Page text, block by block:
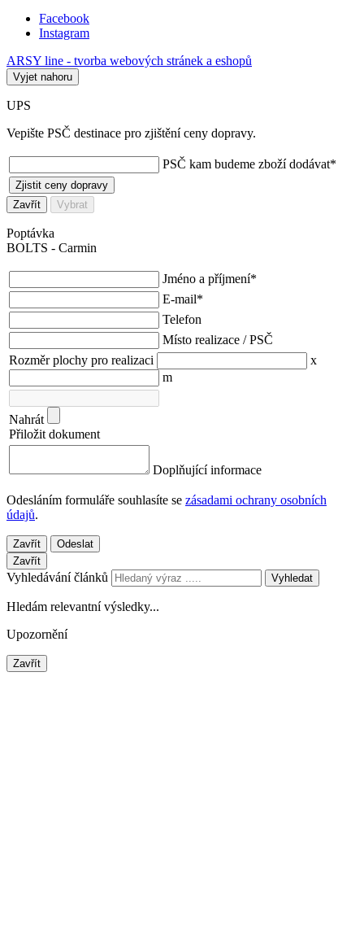
Facebook
Instagram
ARSY line - tvorba webových stránek a eshopů
Vyjet nahoru
UPS
Vepište PSČ destinace pro zjištění ceny dopravy.
PSČ kam budeme zboží dodávat*
Zjistit ceny dopravy
Zavřít
Vybrat
Poptávka
BOLTS - Carmin
Jméno a příjmení*
E-mail*
Telefon
Místo realizace / PSČ
Rozměr plochy pro realizaci
x
m
Nahrát
Přiložit dokument
Doplňující informace
Odesláním formuláře souhlasíte se zásadami ochrany osobních
údajů.
Zavřít
Odeslat
Zavřít
Vyhledávání článků Vyhledat
Hledám relevantní výsledky...
Upozornění
Zavřít